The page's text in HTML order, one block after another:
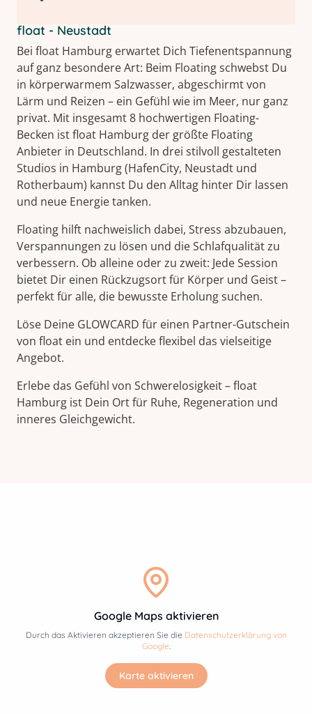
float - Neustadt
Bei float Hamburg erwartet Dich Tiefenentspannung
auf ganz besondere Art: Beim Floating schwebst Du
in körperwarmem Salzwasser, abgeschirmt von
Lärm und Reizen – ein Gefühl wie im Meer, nur ganz
privat. Mit insgesamt 8 hochwertigen Floating-
Becken ist float Hamburg der größte Floating
Anbieter in Deutschland. In drei stilvoll gestalteten
Studios in Hamburg (HafenCity, Neustadt und
Rotherbaum) kannst Du den Alltag hinter Dir lassen
und neue Energie tanken.
Floating hilft nachweislich dabei, Stress abzubauen,
Verspannungen zu lösen und die Schlafqualität zu
verbessern. Ob alleine oder zu zweit: Jede Session
bietet Dir einen Rückzugsort für Körper und Geist –
perfekt für alle, die bewusste Erholung suchen.
Löse Deine GLOWCARD für einen Partner-Gutschein
von float ein und entdecke flexibel das vielseitige
Angebot.
Erlebe das Gefühl von Schwerelosigkeit – float
Hamburg ist Dein Ort für Ruhe, Regeneration und
inneres Gleichgewicht.
Google Maps aktivieren
Durch das Aktivieren akzeptieren Sie die Datenschutzerklärung von
Google
Karte aktivieren